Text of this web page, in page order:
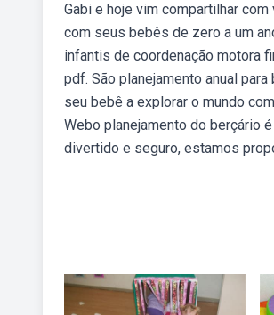
Gabi e hoje vim compartilhar
com seus bebês de zero a um
infantis de coordenação motora
pdf. São planejamento anual
seu bebê a explorar o mundo
Webo planejamento do berçário
divertido e seguro, estamos